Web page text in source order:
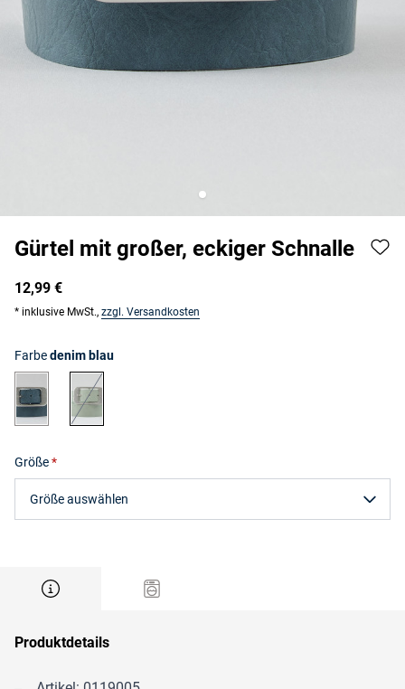
Gürtel mit großer, eckiger Schnalle
12,99 €
* inklusive MwSt., zzgl. Versandkosten
Farbedenim blau
Größe
Größe auswählen
Produktdetails